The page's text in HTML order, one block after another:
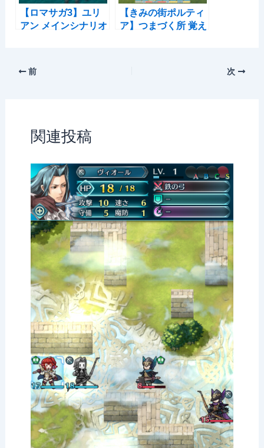
【ロマサガ3】ユリ
アン メインシナリオ
【きみの街ポルティ
ア】つまづく所 覚え
前 次
関連投稿